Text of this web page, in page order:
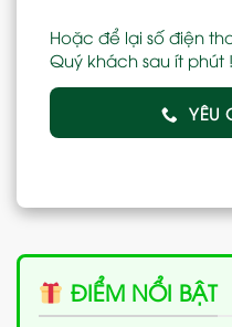
Hoặc để lại số điện
Quý khách sau ít phút !
YÊU
ĐIỂM NỔI BẬT